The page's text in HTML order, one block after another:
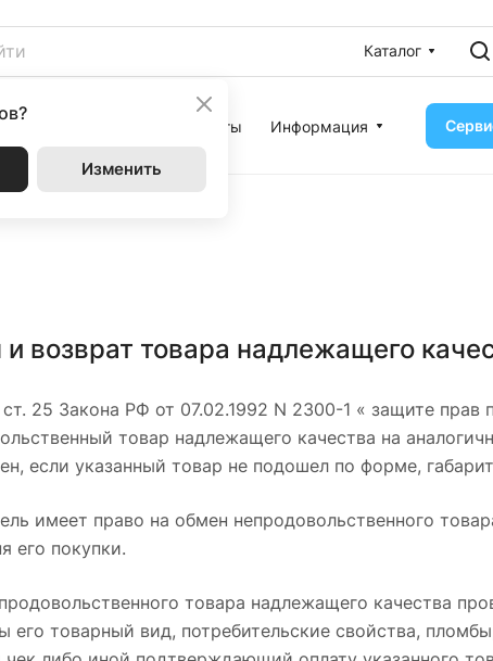
Изменить
Каталог
Контакты Информация
возврат товара надлежащего
25 Закона РФ от 07.02.1992 N 2300-1 « защите прав
товар надлежащего качества на
если указанный товар не подошел по форме,
имеет право на обмен непродовольственного
его покупки.
товара надлежащего качества
его товарный вид, потребительские свойства,